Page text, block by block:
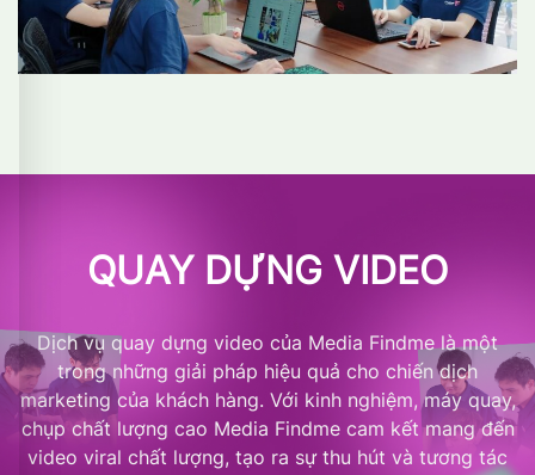
QUAY DỰNG VIDEO
Dịch vụ quay dựng video của Media Findme là một
trong những giải pháp hiệu quả cho chiến dịch
marketing của khách hàng. Với kinh nghiệm, máy quay,
chụp chất lượng cao Media Findme cam kết mang đến
video viral chất lượng, tạo ra sự thu hút và tương tác